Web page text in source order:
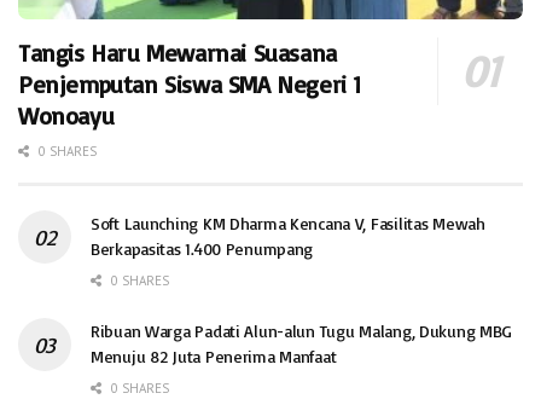
Tangis Haru Mewarnai Suasana
Penjemputan Siswa SMA Negeri 1
Wonoayu
0 SHARES
Soft Launching KM Dharma Kencana V, Fasilitas Mewah
Berkapasitas 1.400 Penumpang
0 SHARES
Ribuan Warga Padati Alun-alun Tugu Malang, Dukung MBG
Menuju 82 Juta Penerima Manfaat
0 SHARES